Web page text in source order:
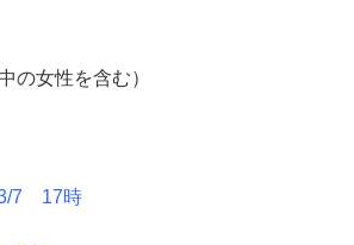
の女性を含む）
7 17時